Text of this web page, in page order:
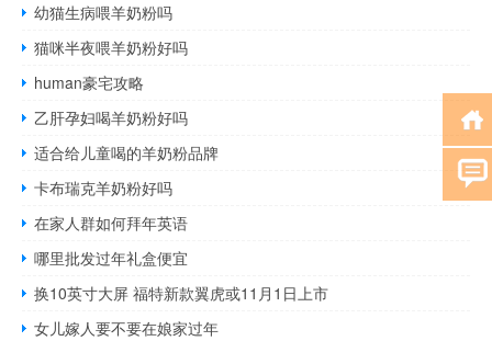
幼猫生病喂羊奶粉吗
猫咪半夜喂羊奶粉好吗
human豪宅攻略
乙肝孕妇喝羊奶粉好吗
适合给儿童喝的羊奶粉品牌
卡布瑞克羊奶粉好吗
在家人群如何拜年英语
哪里批发过年礼盒便宜
换10英寸大屏 福特新款翼虎或11月1日上市
女儿嫁人要不要在娘家过年